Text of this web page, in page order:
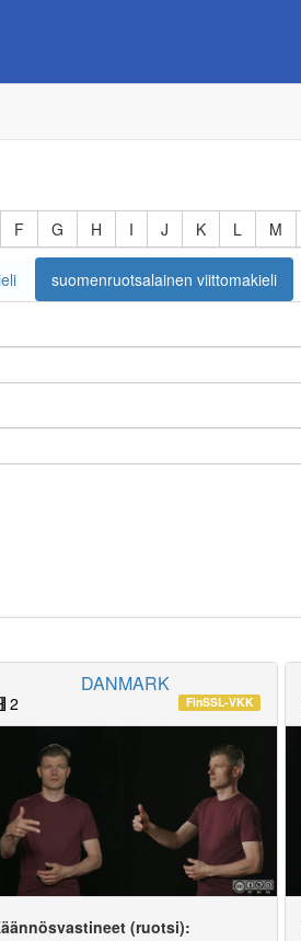
F G H I J K L M
suomenruotsalainen viittomakieli
DANMARK
2 FinSSL-VKK
(ruotsi):